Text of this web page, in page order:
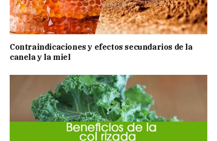
Contraindicaciones y efectos secundarios de la
canela y la miel